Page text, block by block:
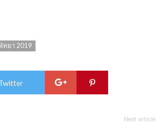
ทยา 2019
Next article